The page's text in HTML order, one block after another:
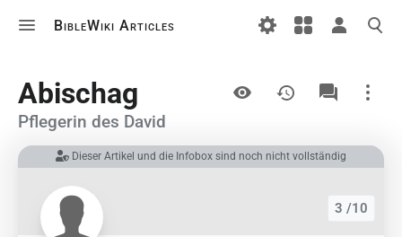
BibleWiki Articles
Abischag
Pflegerin des David
Links auf diesem Artikel
Änderungen an verlinkten Artikel
Druckversion
Dieser Artikel und die Infobox sind noch nicht vollständig
3 /10